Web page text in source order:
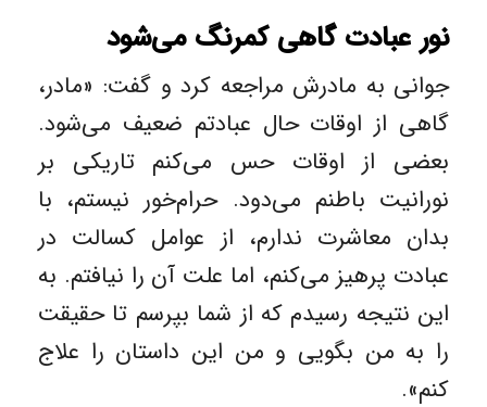
نور عبادت گاهی کمرنگ می‌شود
جوانی به مادرش مراجعه کرد و گفت: «مادر،
گاهی از اوقات حال عبادتم ضعیف می‌شود.
بعضی از اوقات حس می‌کنم تاریکی بر
نورانیت باطنم می‌دود. حرام‌خور نیستم، با
بدان معاشرت ندارم، از عوامل کسالت در
عبادت پرهیز می‌کنم، اما علت آن را نیافتم. به
این نتیجه رسیدم که از شما بپرسم تا حقیقت
را به من بگویی و من این داستان را علاج
کنم».